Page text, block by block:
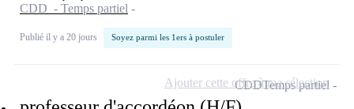
CDD - Temps partiel
Publié il y a 20 jours Soyez parmi les 1ers à postuler
CDDTemps partiel
Ajouter cette offre à ma sélection